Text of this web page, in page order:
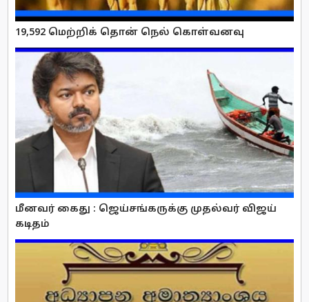
19,592 மெற்றிக் தொன் நெல் கொள்வனவு
மீனவர் கைது : ஜெய்சங்கருக்கு முதல்வர் விஜய்
கடிதம்